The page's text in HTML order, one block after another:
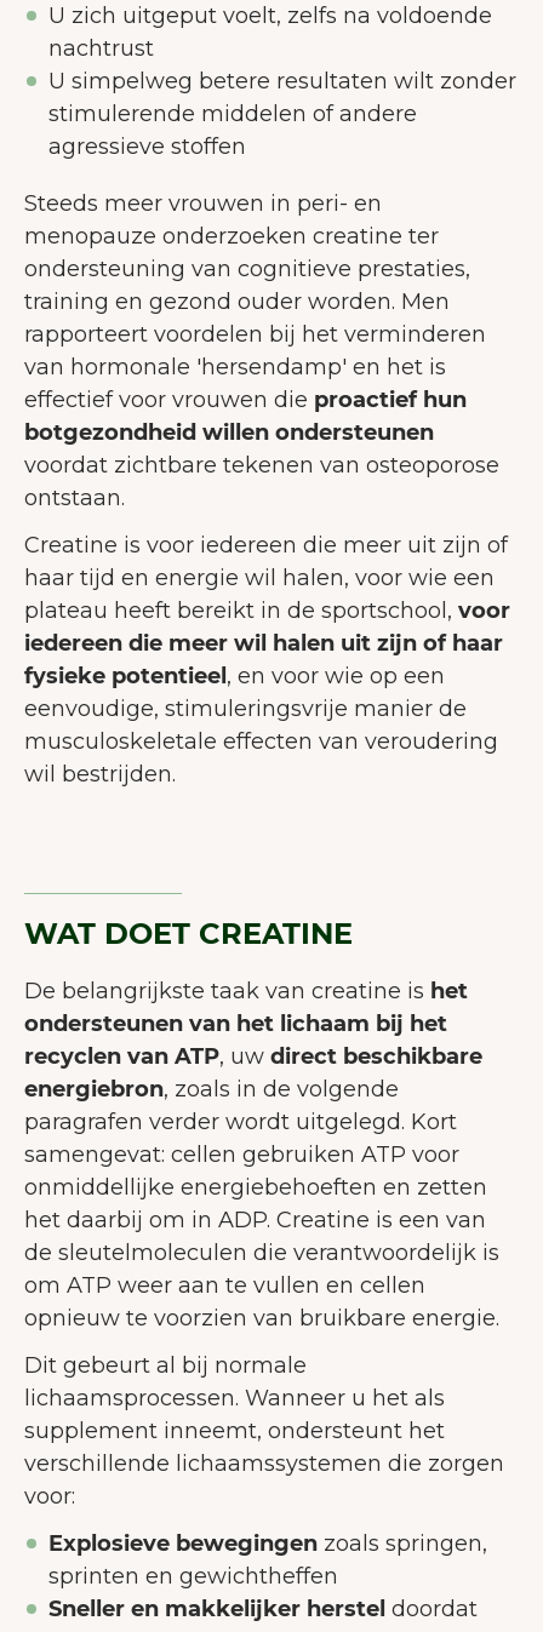
U zich uitgeput voelt, zelfs na voldoende
nachtrust
U simpelweg betere resultaten wilt zonder
stimulerende middelen of andere
agressieve stoffen
Steeds meer vrouwen in peri- en
menopauze onderzoeken creatine ter
ondersteuning van cognitieve prestaties,
training en gezond ouder worden. Men
rapporteert voordelen bij het verminderen
van hormonale 'hersendamp' en het is
effectief voor vrouwen die proactief hun
botgezondheid willen ondersteunen
voordat zichtbare tekenen van osteoporose
ontstaan.
Creatine is voor iedereen die meer uit zijn of
haar tijd en energie wil halen, voor wie een
plateau heeft bereikt in de sportschool, voor
iedereen die meer wil halen uit zijn of haar
fysieke potentieel, en voor wie op een
eenvoudige, stimuleringsvrije manier de
musculoskeletale effecten van veroudering
wil bestrijden.
WAT DOET CREATINE
De belangrijkste taak van creatine is het
ondersteunen van het lichaam bij het
recyclen van ATP, uw direct beschikbare
energiebron, zoals in de volgende
paragrafen verder wordt uitgelegd. Kort
samengevat: cellen gebruiken ATP voor
onmiddellijke energiebehoeften en zetten
het daarbij om in ADP. Creatine is een van
de sleutelmoleculen die verantwoordelijk is
om ATP weer aan te vullen en cellen
opnieuw te voorzien van bruikbare energie.
Dit gebeurt al bij normale
lichaamsprocessen. Wanneer u het als
supplement inneemt, ondersteunt het
verschillende lichaamssystemen die zorgen
voor:
Explosieve bewegingen zoals springen,
sprinten en gewichtheffen
Sneller en makkelijker herstel doordat